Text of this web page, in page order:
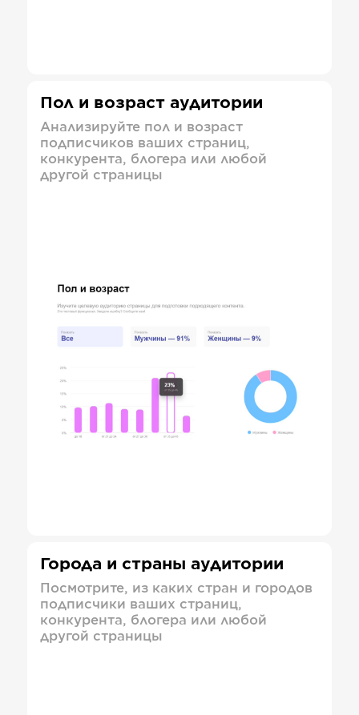
Пол и возраст аудитории
Анализируйте пол и возраст
подписчиков ваших страниц,
конкурента, блогера или любой
другой страницы
Города и страны аудитории
Посмотрите, из каких стран и городов
подписчики ваших страниц,
конкурента, блогера или любой
другой страницы